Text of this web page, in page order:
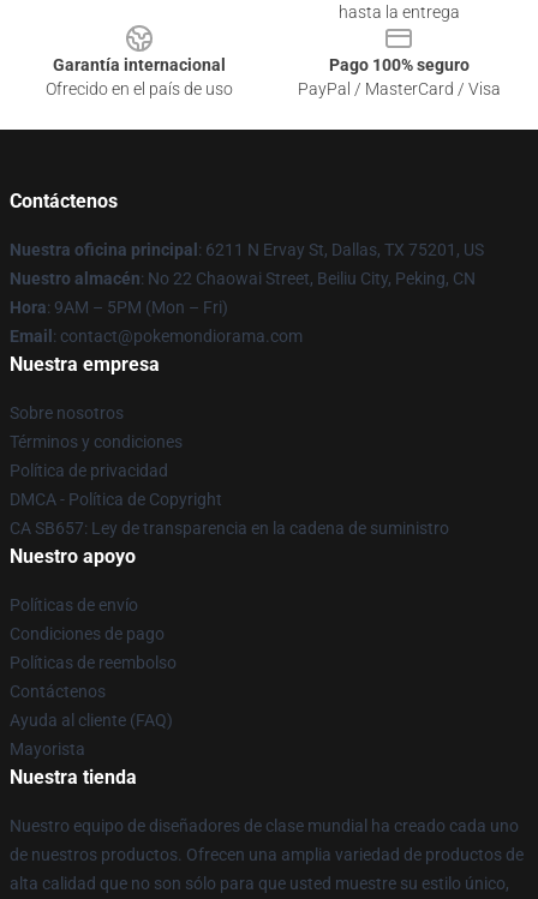
hasta la entrega
Garantía internacional
Ofrecido en el país de uso
Pago 100% seguro
PayPal / MasterCard / Visa
Contáctenos
Nuestra oficina principal : 6211 N Ervay St, Dallas, TX 75201, US
Nuestro almacén: No 22 Chaowai Street, Beiliu City, Peking, CN
Hora: 9AM – 5PM (Mon – Fri)
Email : contact@pokemondiorama.com
Nuestra empresa
Sobre nosotros
Términos y condiciones
Política de privacidad
DMCA - Política de Copyright
CA SB657: Ley de transparencia en la cadena de suministro
Nuestro apoyo
Políticas de envío
Condiciones de pago
Políticas de reembolso
Contáctenos
Ayuda al cliente (FAQ)
Mayorista
Nuestra tienda
Nuestro equipo de diseñadores de clase mundial ha creado cada uno
de nuestros productos. Ofrecen una amplia variedad de productos de
alta calidad que no son sólo para que usted muestre su estilo único,